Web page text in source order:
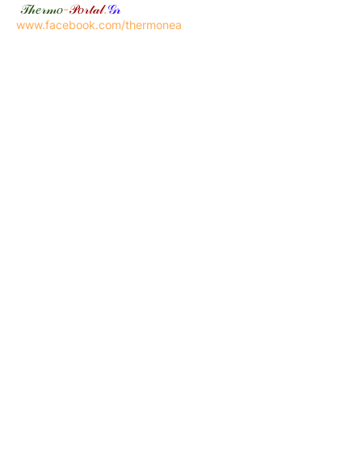
𝒯𝒽𝑒𝓇𝓂𝑜-𝒫𝑜𝓇𝓉𝒶𝓁.𝒢𝓇
www.facebook.com/thermonea